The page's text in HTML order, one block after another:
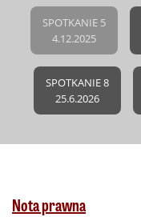
SPOTKANIE 5
4.12.2025
SPOTKANIE 8
25.6.2026
Nota prawna